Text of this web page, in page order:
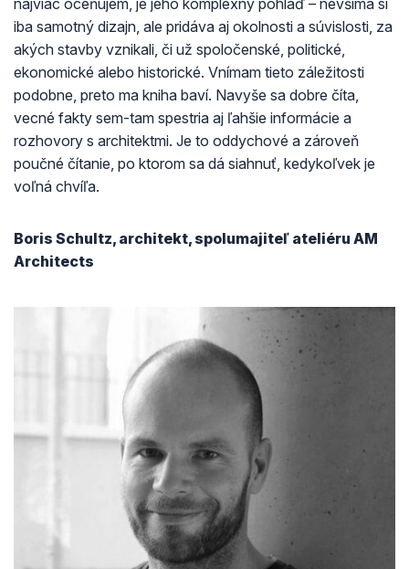
iba samotný dizajn, ale pridáva aj okolnosti a súvislosti, za
akých stavby vznikali, či už spoločenské, politické,
ekonomické alebo historické. Vnímam tieto záležitosti
podobne, preto ma kniha baví. Navyše sa dobre číta,
vecné fakty sem-tam spestria aj ľahšie informácie a
rozhovory s architektmi. Je to oddychové a zároveň
poučné čítanie, po ktorom sa dá siahnuť, kedykoľvek je
voľná chvíľa.
Boris Schultz, architekt, spolumajiteľ ateliéru AM
Architects